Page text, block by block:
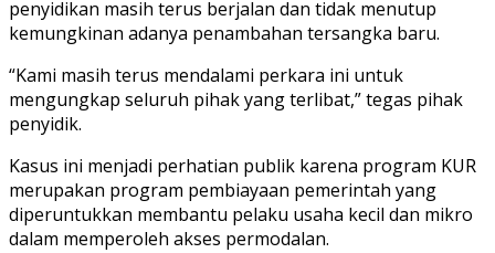
penyidikan masih terus berjalan dan tidak menutup
kemungkinan adanya penambahan tersangka baru.
“Kami masih terus mendalami perkara ini untuk
mengungkap seluruh pihak yang terlibat,” tegas pihak
penyidik.
Kasus ini menjadi perhatian publik karena program KUR
merupakan program pembiayaan pemerintah yang
diperuntukkan membantu pelaku usaha kecil dan mikro
dalam memperoleh akses permodalan.